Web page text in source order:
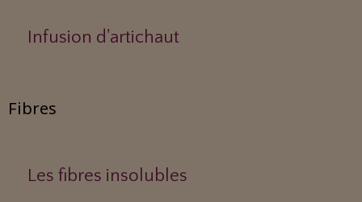
Infusion d'artichaut
Fibres
Les fibres insolubles